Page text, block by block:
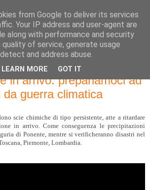
in arrivo: prepariamoci ad
da guerra climatica
scie chimiche di tipo persistente, atte a ritardare
in arrivo. Come conseguenza le precipitazioni
di Ponente, mentre si verificheranno disastri nel
Piemonte, Lombardia.
from Google to deliver its services
Your IP address and user-agent are
along with performance and security
of service, generate usage
and address abuse.
LEARN MORE GOT IT